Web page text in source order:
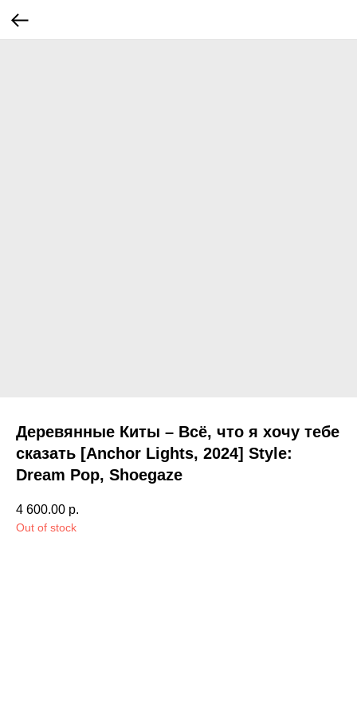
Деревянные Киты – Всё, что я хочу тебе
сказать [Anchor Lights, 2024] Style:
Dream Pop, Shoegaze
4 600.00 р.
Out of stock